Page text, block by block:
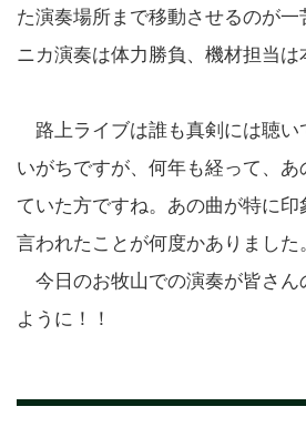
た演奏場所まで移動させるのが
ニカ演奏は体力勝負、機材担当は
路上ライブは誰も真剣には聴い
いがちですが、何年も経って、
ていた方ですね。あの曲が特に印
言われたことが何度かありました
今日のお牧山での演奏が皆さん
ように！！